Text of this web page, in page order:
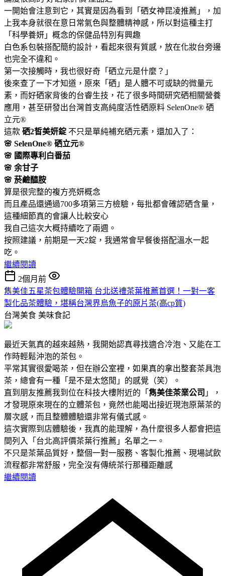
一開始會注意到它，其實是因為看到「硒女神昆凌推薦」，加
上我本身就很在意日常氣色與整體精神感，所以對這種主打
「科學養妍」概念的保健品特別有興趣
白色系包裝搭配簡約設計，看起來很有質感，放在化妝台旁邊
也完全不違和。
第一次接觸時，我也很好奇「硒立元是什麼？」
後來查了一下才知道，原來「硒」是人體不可或缺的微量元
素，而好硒家背後的台睿生技，花了很多時間研究硒相關營養
應用，甚至研發出台灣首支高純度活性硒原料 SelenOne® 硒
立元®
這款 硒2皙美妍錠 不只是單純補充硒元素，還加入了：
🌸 SelenOne® 硒立元®
🌸 國際專利白番茄
🌸 余甘子
🌸 菸鹼醯胺
算是很完整的複方亮妍概念
而且產品還通過700多項第三方檢驗，每批都會確認硒含量，
這種細節真的會讓人比較安心
我自己這次大概持續吃了兩週。
按照建議，前期是一天2錠，我通常會早餐後搭配溫水一起
吃。
繼續閱讀
2個月前
雋美佳五星茶包體驗開箱 台北送禮茶葉推薦首選！一對一客
製化品茶體驗，堪稱台灣界烏魚子的原片茶(高cp質)
台灣美食 美味食記
最近天氣真的越來越熱，我開始認真尋找適合冷泡、又能在工
作時輕鬆沖泡的茶包。
平常其實很愛喝茶，但在辦公室裡，如果真的拿出整套茶具泡
茶，總會有一種「是不是太悠閒」的感覺（笑）。
直到朋友推薦我到位在科技大樓附近的「 雋美佳茶業公司 」，
才發現原來現在的立體茶包，竟然也能喝出接近現泡原葉茶的
層次感，而且整體體驗還非常有儀式感。
這次實際到店體驗後，我真的能理解，為什麼很多人都會把這
間列入「台北高評價茶葉行推薦」名單之一。
不只是茶葉品質好，整個一對一服務、客製化推薦、現場試飲
流程都非常舒服，完全沒有傳統茶行那種距離感
繼續閱讀